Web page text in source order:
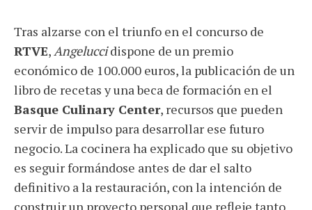
Tras alzarse con el triunfo en el concurso de
RTVE,Angeluccidispone de un premio
económico de 100.000 euros, la publicación de un
libro de recetas y una beca de formación en el
Basque Culinary Center, recursos que pueden
servir de impulso para desarrollar ese futuro
negocio. La cocinera ha explicado que su objetivo
es seguir formándose antes de dar el salto
definitivo a la restauración, con la intención de
construir un proyecto personal que refleje tanto